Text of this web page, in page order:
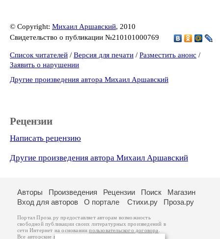
© Copyright: Михаил Аршавский, 2010
Свидетельство о публикации №210101000769
Список читателей / Версия для печати / Разместить анонс /
Заявить о нарушении
Другие произведения автора Михаил Аршавский
Рецензии
Написать рецензию
Другие произведения автора Михаил Аршавский
Авторы Произведения Рецензии Поиск
Магазин
Вход для авторов
О портале Стихи.ру Проза.ру
Портал Проза.ру предоставляет авторам возможность
свободной публикации своих литературных произведений в
сети Интернет на основаниипользовательского договора
Все авторские права на произведения принадлежат авторам